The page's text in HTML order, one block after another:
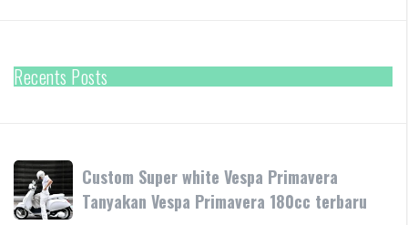
Recents Posts
Custom
Super
white
Custom Super white Vespa Primavera
Tanyakan Vespa Primavera 180cc terbaru